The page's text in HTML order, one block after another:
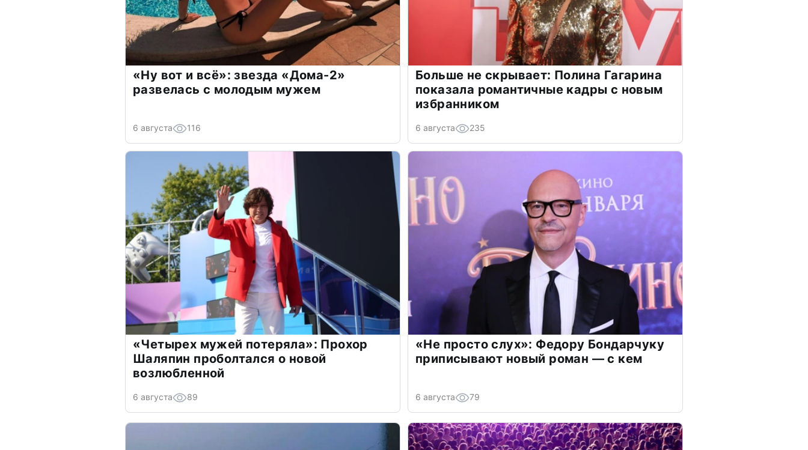
«Ну вот и всё»: звезда «Дома-2»
развелась с молодым мужем
6 августа 116
Больше не скрывает: Полина Гагарина
показала романтичные кадры с новым
избранником
6 августа 235
«Четырех мужей потеряла»: Прохор
Шаляпин проболтался о новой
возлюбленной
6 августа 89
«Не просто слух»: Федору Бондарчуку
приписывают новый роман — с кем
6 августа 79